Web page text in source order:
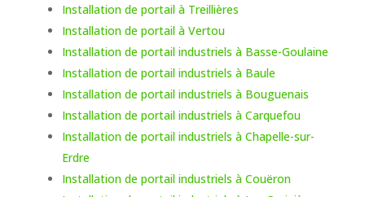
Installation de portail à Treillières
Installation de portail à Vertou
Installation de portail industriels à Basse-Goulaine
Installation de portail industriels à Baule
Installation de portail industriels à Bouguenais
Installation de portail industriels à Carquefou
Installation de portail industriels à Chapelle-sur-
Erdre
Installation de portail industriels à Couëron